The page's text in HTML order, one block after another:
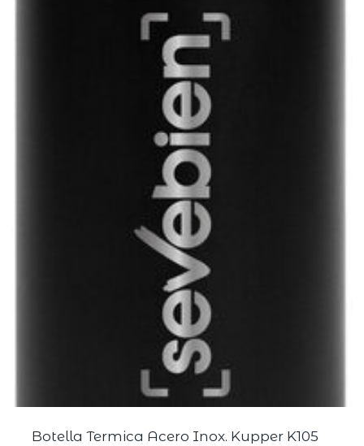
Botella Termica Acero Inox. Kupper K105